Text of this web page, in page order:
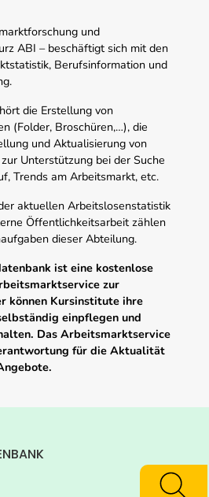
und
ABI – beschäftigt sich mit den
Berufsinformation und
die Erstellung von
(Folder, Broschüren,…), die
und Aktualisierung von
Unterstützung bei der Suche
Trends am Arbeitsmarkt, etc.
aktuellen Arbeitslosenstatistik
Öffentlichkeitsarbeit zählen
dieser Abteilung.
ist eine kostenlose
zur
können Kursinstitute ihre
einpflegen und
Das Arbeitsmarktservice
für die Aktualität